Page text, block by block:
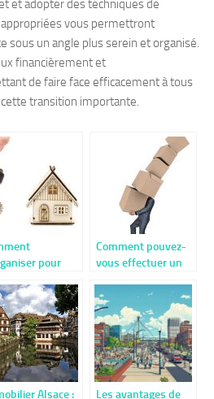
et adopter des techniques de
vous permettront
sous un angle plus serein et organisé.
financièrement et
de faire face efficacement à tous
transition importante.
pour
bien
?
Comment pouvez-
vous effectuer un
Alsace :
Les avantages de